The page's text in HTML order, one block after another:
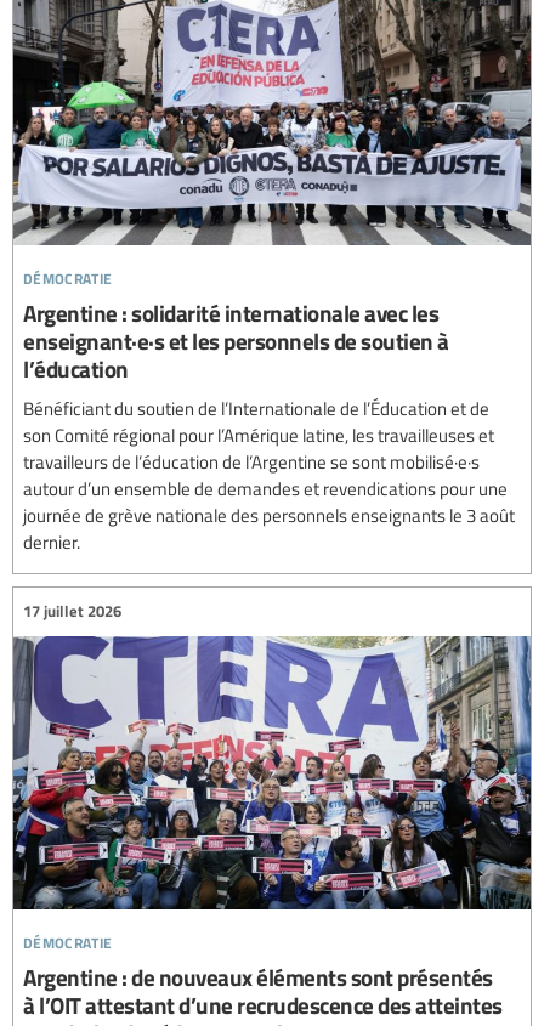
démocratie
Argentine : solidarité internationale avec les
enseignant·e·s et les personnels de soutien à
l’éducation
Bénéficiant du soutien de l’Internationale de l’Éducation et de
son Comité régional pour l’Amérique latine, les travailleuses et
travailleurs de l’éducation de l’Argentine se sont mobilisé·e·s
autour d’un ensemble de demandes et revendications pour une
journée de grève nationale des personnels enseignants le 3 août
dernier.
démocratie
17 juillet 2026
Argentine : de nouveaux éléments sont présentés
à l’OIT attestant d’une recrudescence des atteintes